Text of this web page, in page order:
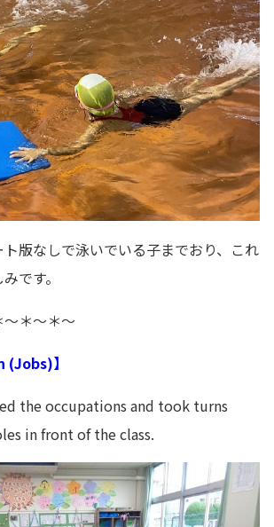
版なしで泳いでいる子までおり、これ
です。
＊～＊～
(Jobs)】
the occupations and took turns
in front of the class.